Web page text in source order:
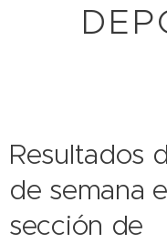
Resultados
de semana
sección de